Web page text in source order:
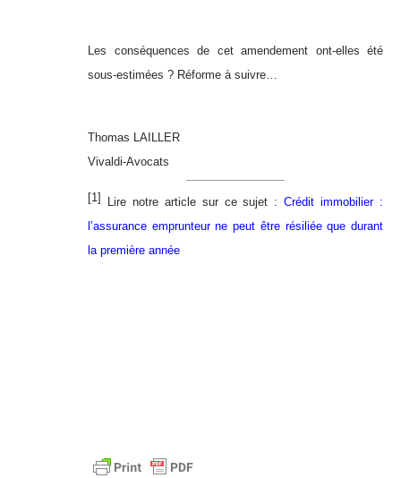
Les conséquences de cet amendement ont-elles été
sous-estimées ? Réforme à suivre…
Thomas LAILLER
Vivaldi-Avocats
[1] Lire notre article sur ce sujet :Crédit immobilier :
l’assurance emprunteur ne peut être résiliée que durant
la première année